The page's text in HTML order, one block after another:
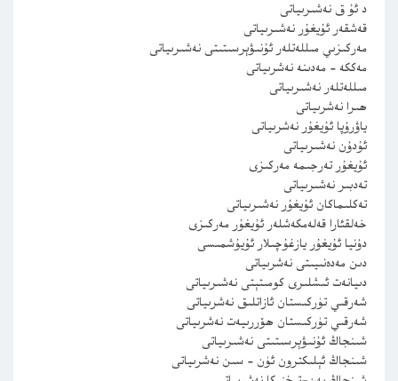
د ئۇ ق نەشىرىياتى
قەشقەر ئۇيغۇر نەشىرىياتى
مەركىزىي مىللەتلەر ئۇنىۋېرسىتىتى نەشىرىياتى
مەككە – مەدىنە نەشرىياتى
مىللەتلەر نەشىرىياتى
ھىرا نەشرىياتى
ياۋرۇپا ئۇيغۇر نەشرىياتى
ئۇدۇن نەشىرىياتى
ئۇيغۇر تەرجىمە مەركىزى
تەدبىر نەشىرىياتى
تەكلىماكان ئۇيغۇر نەشىرىياتى
خەلقئارا قەلەمكەشلەر ئۇيغۇر مەركىزى
دۇنيا ئۇيغۇر يازغۇچىلار ئۇيۇشمىسى
دىن مەدەنىيىتى نەشرىياتى
دىيانەت ئىشلىرى كومىتېتى نەشىرىياتى
شەرقىي تۈركىستان ئازاتلىق نەشرىياتى
شەرقىي تۈركىستان ھۆررىيەت نەشرىياتى
شىنجاڭ ئۇنىۋېرسىتىتى نەشىرىياتى
شىنجاڭ ئېلىكترون ئۈن – سىن نەشرىياتى